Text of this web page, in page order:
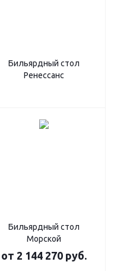
Бильярдный стол
Ренессанс
Бильярдный стол
Морской
от 2 144 270 руб.